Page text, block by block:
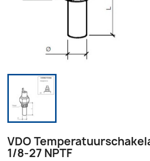
VDO
1/8-27 NPTF